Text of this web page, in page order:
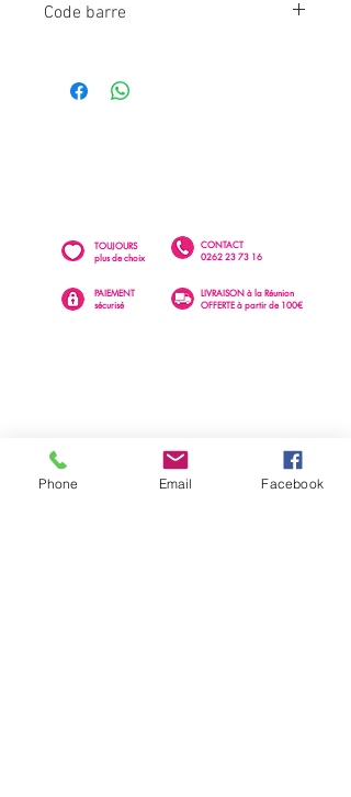
Code barre
CONTACT
0262 23 73 16
TOUJOURS
plus de choix
PAIEMENT
sécurisé
LIVRAISON à la Réunion
OFFERTE à partir de 100€
Phone Email Facebook